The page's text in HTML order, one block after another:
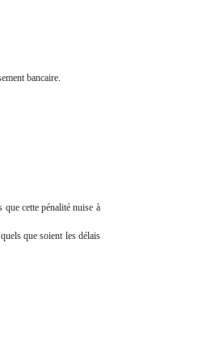
bancaire.
que cette pénalité nuise à
que soient les délais